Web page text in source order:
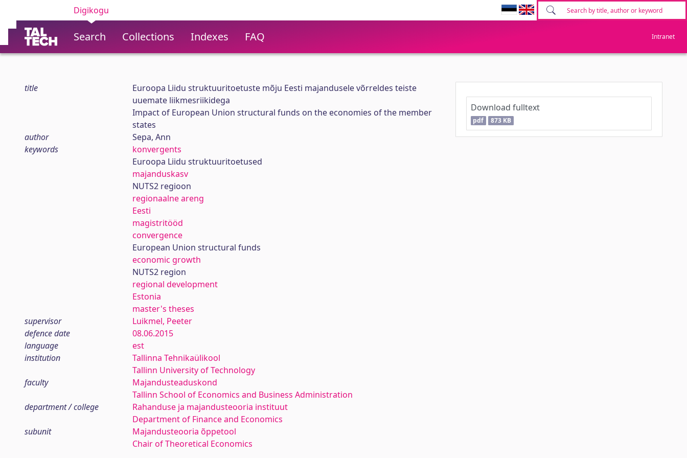
Digikogu
Search Collections Indexes FAQ Intranet
title
Euroopa Liidu struktuuritoetuste mõju Eesti majandusele võrreldes teiste
uuemate liikmesriikidega
Impact of European Union structural funds on the economies of the member
states
author
Sepa, Ann
keywords
konvergents
Euroopa Liidu struktuuritoetused
majanduskasv
NUTS2 regioon
regionaalne areng
Eesti
magistritööd
convergence
European Union structural funds
economic growth
NUTS2 region
regional development
Estonia
master's theses
supervisor
Luikmel, Peeter
defence date
08.06.2015
language
est
institution
Tallinna Tehnikaülikool
Tallinn University of Technology
faculty
Majandusteaduskond
Tallinn School of Economics and Business Administration
department / college
Rahanduse ja majandusteooria instituut
Department of Finance and Economics
subunit
Majandusteooria õppetool
Chair of Theoretical Economics
Download fulltext
pdf 873 KB